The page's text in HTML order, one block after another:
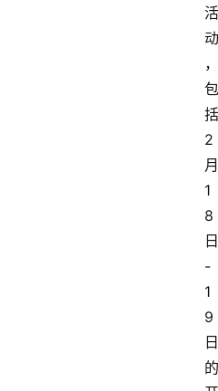
活
动
，
包
括
2
月
1
8
日
-
1
9
日
的